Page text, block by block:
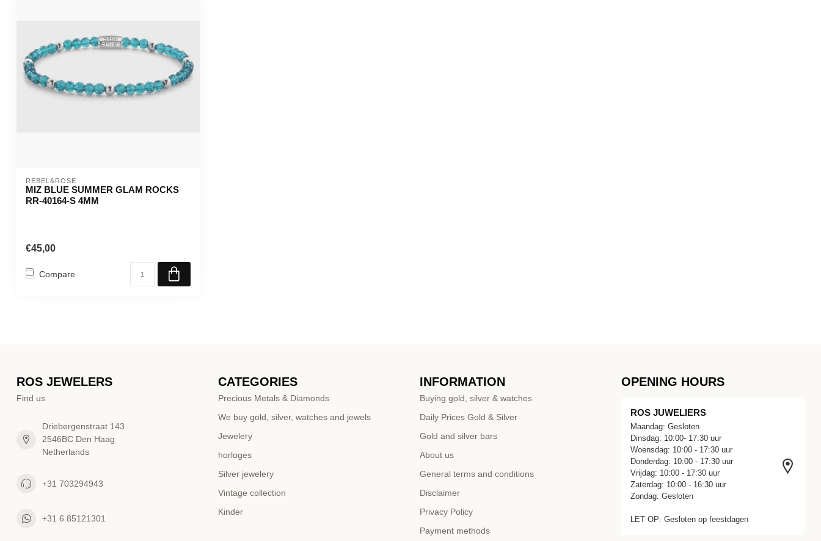
REBEL&ROSE
MIZ BLUE SUMMER GLAM ROCKS
RR-40164-S 4MM
€45,00
Compare
ROS JEWELERS
Find us
Driebergenstraat 143
2546BC Den Haag
Netherlands
+31 703294943
+31 6 85121301
CATEGORIES
Precious Metals & Diamonds
We buy gold, silver, watches and jewels
Jewelery
horloges
Silver jewelery
Vintage collection
Kinder
INFORMATION
Buying gold, silver & watches
Daily Prices Gold & Silver
Gold and silver bars
About us
General terms and conditions
Disclaimer
Privacy Policy
Payment methods
OPENING HOURS
ROS JUWELIERS
Maandag: Gesloten
Dinsdag: 10:00- 17:30 uur
Woensdag: 10:00 - 17:30 uur
Donderdag: 10:00 - 17:30 uur
Vrijdag: 10:00 - 17:30 uur
Zaterdag: 10:00 - 16:30 uur
Zondag: Gesloten
LET OP: Gesloten op feestdagen